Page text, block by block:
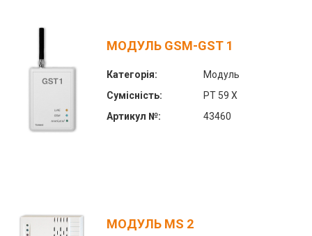
МОДУЛЬ GSM-GST 1
Категорія:
Модуль
Сумісність:
PT 59 X
Артикул №:
43460
МОДУЛЬ MS 2